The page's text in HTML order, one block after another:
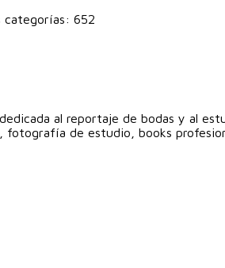
categorías: 652
al reportaje de bodas y al
de estudio, books